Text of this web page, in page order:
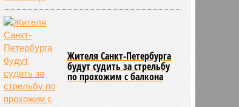
Жителя Санкт-Петербурга
будут судить за стрельбу
по прохожим с балкона